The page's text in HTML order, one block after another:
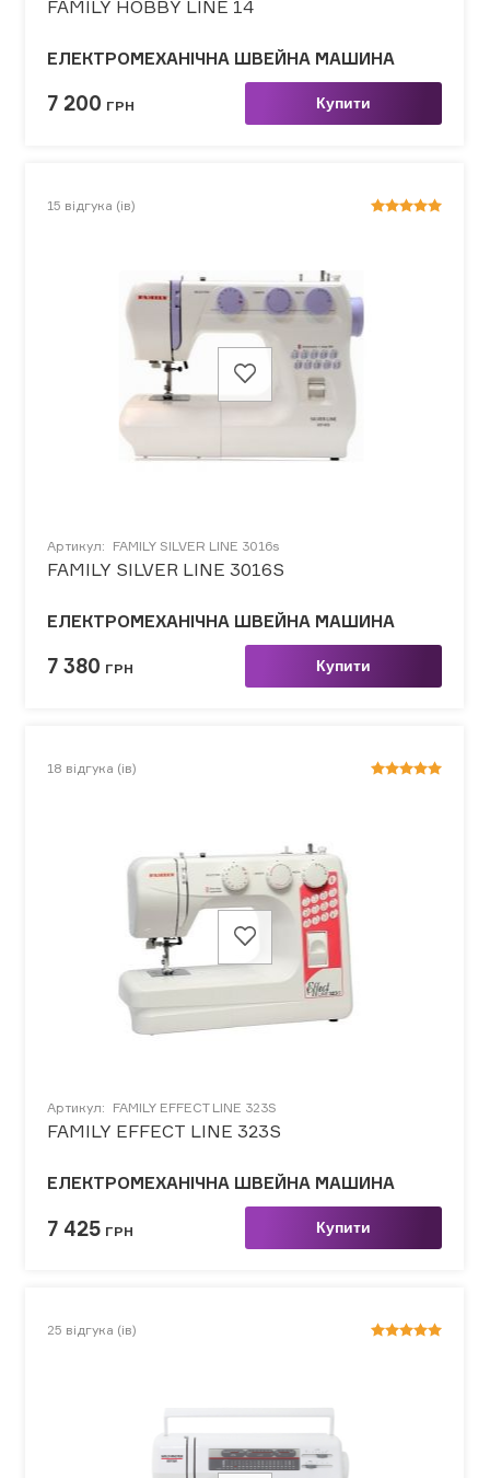
FAMILY HOBBY LINE 14
ЕЛЕКТРОМЕХАНІЧНА ШВЕЙНА МАШИНА
7 200 ГРН Купити
15 відгука (ів)
Артикул: FAMILY SILVER LINE 3016s
FAMILY SILVER LINE 3016S
ЕЛЕКТРОМЕХАНІЧНА ШВЕЙНА МАШИНА
7 380 ГРН Купити
18 відгука (ів)
Артикул: FAMILY EFFECT LINE 323S
FAMILY EFFECT LINE 323S
ЕЛЕКТРОМЕХАНІЧНА ШВЕЙНА МАШИНА
7 425 ГРН Купити
25 відгука (ів)